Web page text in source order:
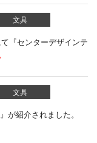
文具
『センターデザインテ
文具
が紹介されました。